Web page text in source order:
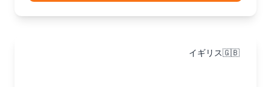
イギリス🇬🇧